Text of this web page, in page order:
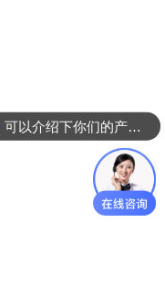
你们是怎么收费的呢